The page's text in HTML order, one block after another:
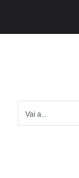
Vai a...